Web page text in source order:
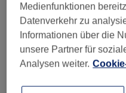
Medienfunktionen
Datenverkehr zu
Informationen über die
unsere Partner für
Analysen weiter.